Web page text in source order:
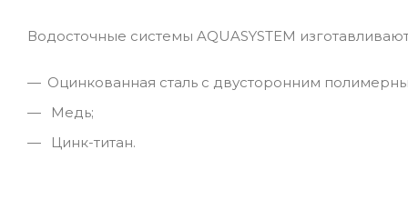
Водосточные системы AQUASYSTEM
Оцинкованная сталь с двусторонним
Медь;
Цинк-титан.